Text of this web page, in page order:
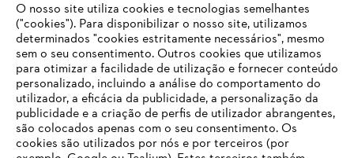
Opções de pagamento
Empresa
O nosso site utiliza cookies e tecnologias semelhantes
("cookies"). Para disponibilizar o nosso site, utilizamos
determinados "cookies estritamente necessários", mesmo
sem o seu consentimento. Outros cookies que utilizamos
para otimizar a facilidade de utilização e fornecer conteúdo
personalizado, incluindo a análise do comportamento do
utilizador, a eficácia da publicidade, a personalização da
publicidade e a criação de perfis de utilizador abrangentes,
são colocados apenas com o seu consentimento. Os
cookies são utilizados por nós e por terceiros (por